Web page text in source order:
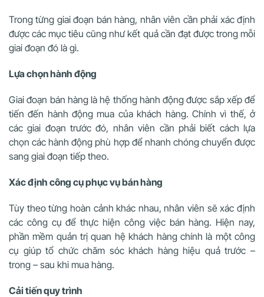
Trong từng giai đoạn bán hàng, nhân viên cần phải xác định
được các mục tiêu cũng như kết quả cần đạt được trong mỗi
giai đoạn đó là gì.
Lựa chọn hành động
Giai đoạn bán hàng là hệ thống hành động được sắp xếp để
tiến đến hành động mua của khách hàng. Chính vì thế, ở
các giai đoạn trước đó, nhân viên cần phải biết cách lựa
chọn các hành động phù hợp để nhanh chóng chuyển được
sang giai đoạn tiếp theo.
Xác định công cụ phục vụ bán hàng
Tùy theo từng hoàn cảnh khác nhau, nhân viên sẽ xác định
các công cụ để thực hiện công việc bán hàng. Hiện nay,
phần mềm quản trị quan hệ khách hàng chính là một công
cụ giúp tổ chức chăm sóc khách hàng hiệu quả trước –
trong – sau khi mua hàng.
Cải tiến quy trình